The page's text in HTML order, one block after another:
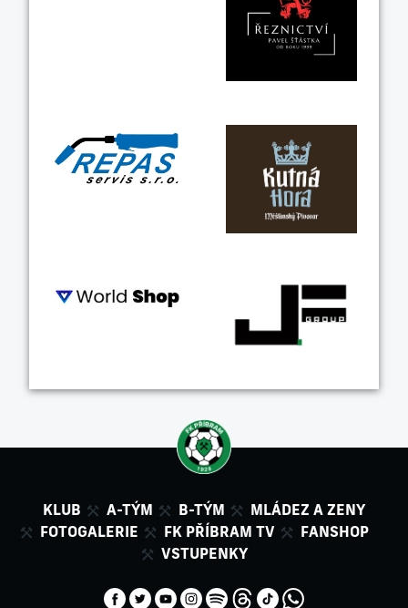
KLUB A-TÝM B-TÝM
MLÁDEZ A ZENY
FOTOGALERIE
FK PŘÍBRAM TV
FANSHOP
VSTUPENKY